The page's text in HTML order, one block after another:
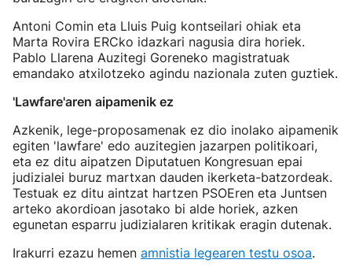
Antoni Comin eta Lluis Puig kontseilari ohiak eta
Marta Rovira ERCko idazkari nagusia dira horiek.
Pablo Llarena Auzitegi Goreneko magistratuak
emandako atxilotzeko agindu nazionala zuten guztiek.
'Lawfare'aren aipamenik ez
Azkenik, lege-proposamenak ez dio inolako aipamenik
egiten 'lawfare' edo auzitegien jazarpen politikoari,
eta ez ditu aipatzen Diputatuen Kongresuan epai
judizialei buruz martxan dauden ikerketa-batzordeak.
Testuak ez ditu aintzat hartzen PSOEren eta Juntsen
arteko akordioan jasotako bi alde horiek, azken
egunetan esparru judizialaren kritikak eragin dutenak.
Irakurri ezazu hemen amnistia legearen testu osoa.